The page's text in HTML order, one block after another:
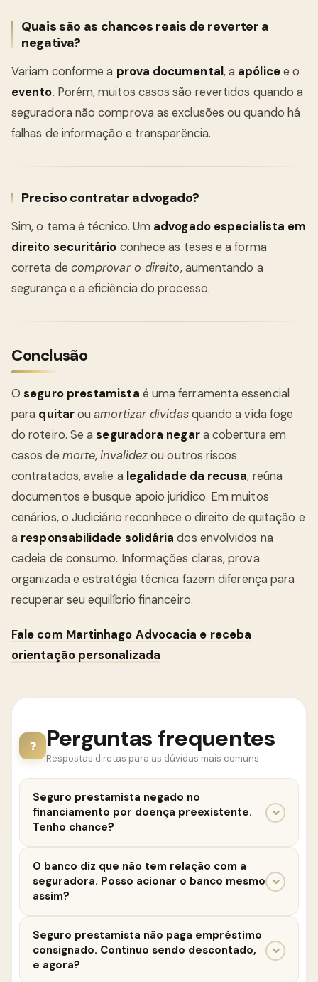
Quais são as chances reais de reverter a
negativa?
Variam conforme a prova documental, a apólicee o
evento. Porém, muitos casos são revertidos quando a
seguradora não comprova as exclusões ou quando há
falhas de informação e transparência.
Preciso contratar advogado?
Sim, o tema é técnico. Um advogado especialista em
direito securitário conhece as teses e a forma
correta de comprovar o direito, aumentando a
segurança e a eficiência do processo.
Conclusão
Oseguro prestamista é uma ferramenta essencial
para quitarouamortizar dívidasquando a vida foge
do roteiro. Se aseguradora negara cobertura em
casos de morte,invalidezou outros riscos
contratados, avalie a legalidade da recusa, reúna
documentos e busque apoio jurídico. Em muitos
cenários, o Judiciário reconhece o direito de quitação e
a responsabilidade solidária dos envolvidos na
cadeia de consumo. Informações claras, prova
organizada e estratégia técnica fazem diferença para
recuperar seu equilíbrio financeiro.
Fale com Martinhago Advocacia e receba
orientação personalizada
Perguntas frequentes
Respostas diretas para as dúvidas mais comuns
Seguro prestamista negado no
financiamento por doença preexistente.
Tenho chance?
exigido na contratação e não há prova de má-fé, a
recusa costuma ser considerada abusiva, segundo
O banco diz que não tem relação com a
seguradora. Posso acionar o banco mesmo
assim?
responsabilizar qualquer fornecedor que participe
do produto ofertado. A jurisprudência reconhece
Seguro prestamista não paga empréstimo
consignado. Continuo sendo descontado,
e agora?